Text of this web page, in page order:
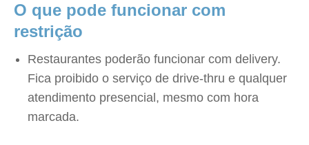
O que pode funcionar com
restrição
Restaurantes poderão funcionar com delivery.
Fica proibido o serviço de drive-thru e qualquer
atendimento presencial, mesmo com hora
marcada.